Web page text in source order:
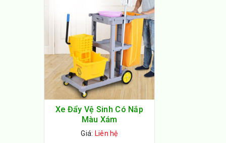
Xe Đẩy Vệ Sinh Có Nắp
Màu Xám
Giá: Liên hệ